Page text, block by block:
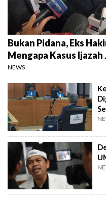
Bukan Pidana, Eks
Mengapa Kasus
NEWS